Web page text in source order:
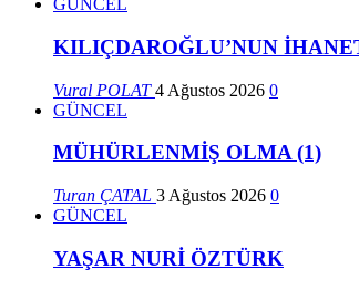
GÜNCEL
KILIÇDAROĞLU’NUN
Vural POLAT4 Ağustos 2026 0
GÜNCEL
MÜHÜRLENMİŞ OLMA (1)
Turan ÇATAL 3 Ağustos 2026 0
GÜNCEL
YAŞAR NURİ ÖZTÜRK